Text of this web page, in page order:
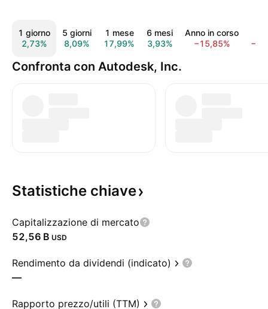
1 giorno
2,73%
5 giorni
8,09%
1 mese
17,99%
6 mesi
3,93%
Anno in corso
−15,85%
Confronta con Autodesk, Inc.
Statistiche chiave
Capitalizzazione di mercato
‪52,56 B‬ USD
Rendimento da dividendi (indicato)
—
Rapporto prezzo/utili (TTM)